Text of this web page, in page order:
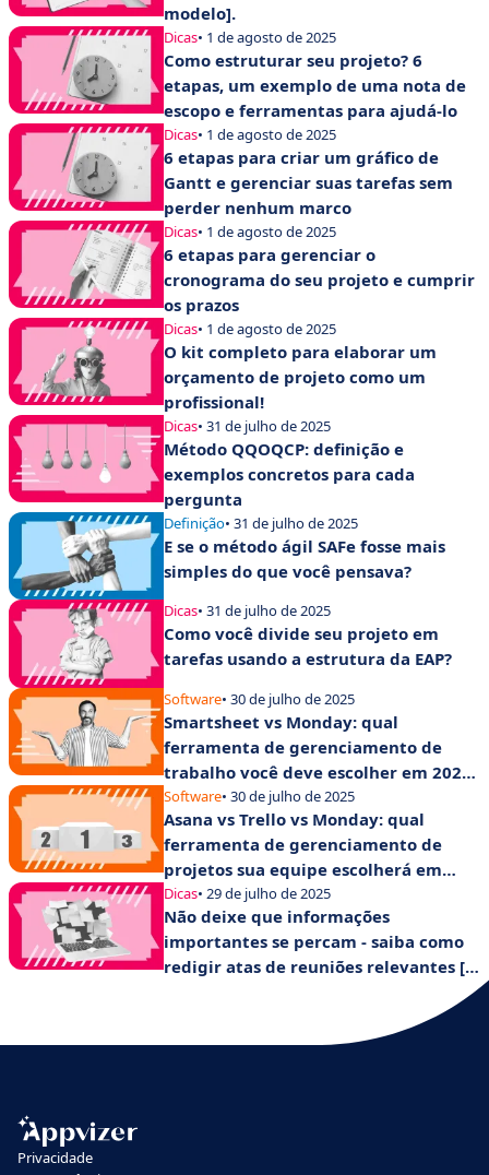
modelo].
Dicas• 1 de agosto de 2025
Como estruturar seu projeto? 6
etapas, um exemplo de uma nota de
escopo e ferramentas para ajudá-lo
Dicas• 1 de agosto de 2025
6 etapas para criar um gráfico de
Gantt e gerenciar suas tarefas sem
perder nenhum marco
Dicas• 1 de agosto de 2025
6 etapas para gerenciar o
cronograma do seu projeto e cumprir
os prazos
Dicas• 1 de agosto de 2025
O kit completo para elaborar um
orçamento de projeto como um
profissional!
Dicas• 31 de julho de 2025
Método QQOQCP: definição e
exemplos concretos para cada
pergunta
Definição• 31 de julho de 2025
E se o método ágil SAFe fosse mais
simples do que você pensava?
Dicas• 31 de julho de 2025
Como você divide seu projeto em
tarefas usando a estrutura da EAP?
Software• 30 de julho de 2025
Smartsheet vs Monday: qual
ferramenta de gerenciamento de
trabalho você deve escolher em 2025
para aumentar a produtividade de
suas equipes?
Software• 30 de julho de 2025
Asana vs Trello vs Monday: qual
ferramenta de gerenciamento de
projetos sua equipe escolherá em
2025?
Dicas• 29 de julho de 2025
Não deixe que informações
importantes se percam - saiba como
redigir atas de reuniões relevantes [+
Privacidade